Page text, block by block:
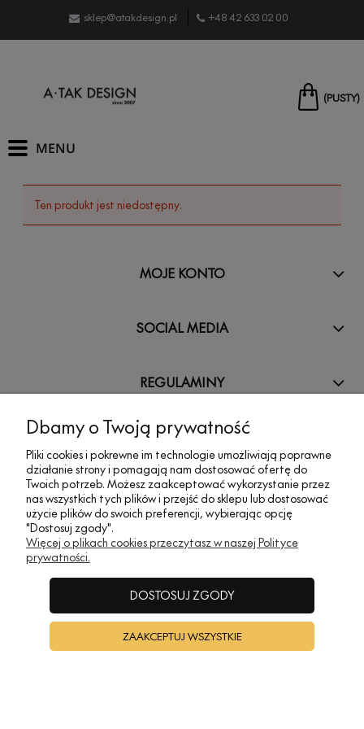
sklep@atakdesign.pl +48 42 633 02 00
(PUSTY)
Ten produkt jest niedostępny.
MOJE KONTO
SOCIAL MEDIA
REGULAMINY
INFORMACJE
A•TAK DESIGN
POKAŻ PEŁNĄ WERSJĘ STRONY
Dbamy o Twoją prywatność
Pliki cookies i pokrewne im technologie umożliwiają poprawne
działanie strony i pomagają nam dostosować ofertę do
Twoich potrzeb. Możesz zaakceptować wykorzystanie przez
nas wszystkich tych plików i przejść do sklepu lub dostosować
użycie plików do swoich preferencji, wybierając opcję
"Dostosuj zgody".
Więcej o plikach cookies przeczytasz w naszej Polityce
prywatności.
DOSTOSUJ ZGODY
ZAAKCEPTUJ WSZYSTKIE